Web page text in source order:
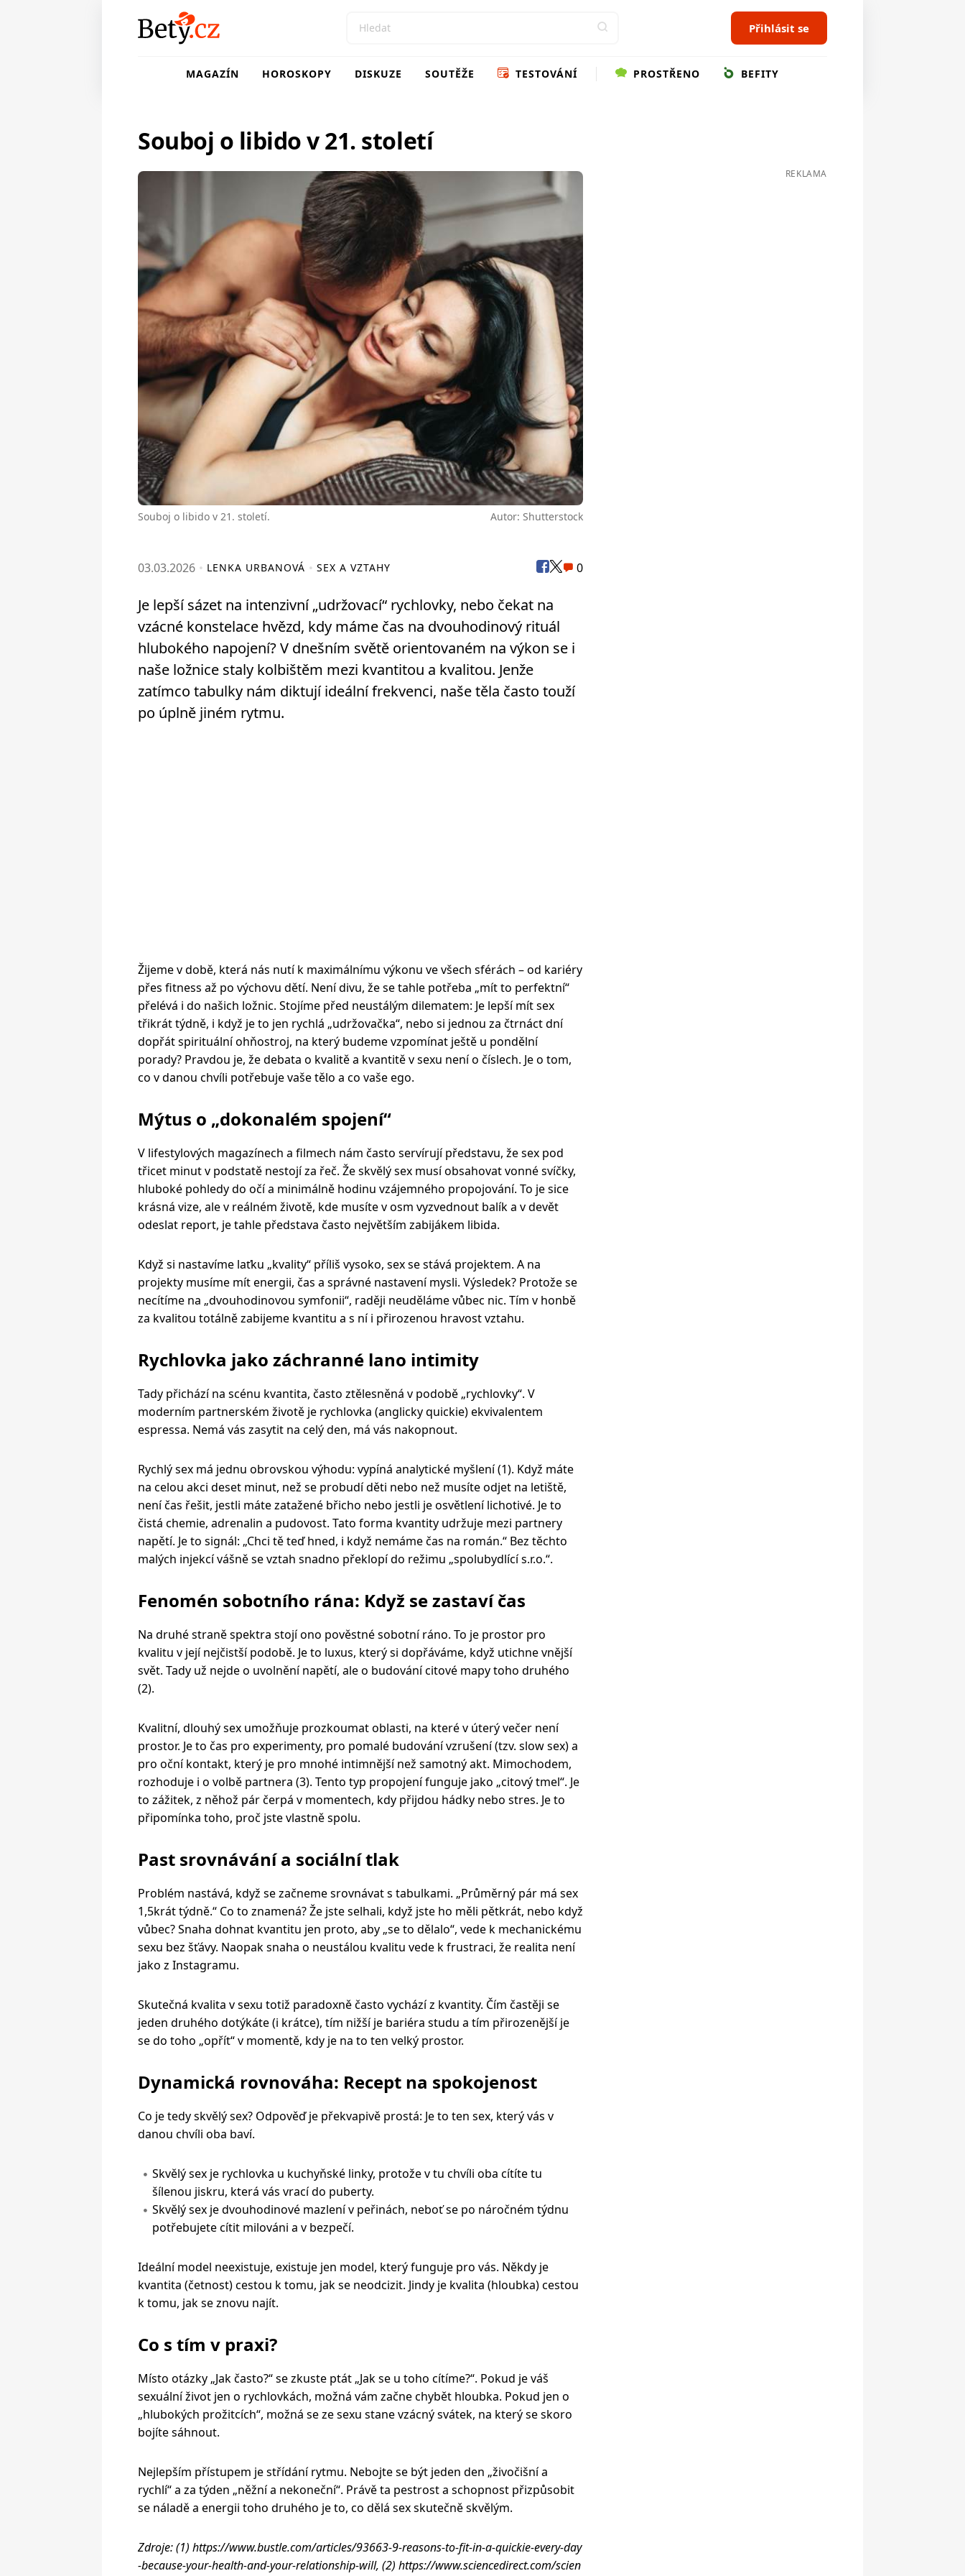
Přihlásit se
MAGAZÍN HOROSKOPY DISKUZE SOUTĚŽE TESTOVÁNÍ PROSTŘENO BEFITY
Souboj o libido v 21. století
Souboj o libido v 21. století. Autor: Shutterstock
03.03.2026 LENKA URBANOVÁ SEX A VZTAHY 0
Je lepší sázet na intenzivní „udržovací“ rychlovky, nebo čekat na
vzácné konstelace hvězd, kdy máme čas na dvouhodinový rituál
hlubokého napojení? V dnešním světě orientovaném na výkon se i
naše ložnice staly kolbištěm mezi kvantitou a kvalitou. Jenže
zatímco tabulky nám diktují ideální frekvenci, naše těla často touží
po úplně jiném rytmu.
Žijeme v době, která nás nutí k maximálnímu výkonu ve všech sférách – od kariéry
přes fitness až po výchovu dětí. Není divu, že se tahle potřeba „mít to perfektní“
přelévá i do našich ložnic. Stojíme před neustálým dilematem: Je lepší mít sex
třikrát týdně, i když je to jen rychlá „udržovačka“, nebo si jednou za čtrnáct dní
dopřát spirituální ohňostroj, na který budeme vzpomínat ještě u pondělní
porady? Pravdou je, že debata o kvalitě a kvantitě v sexu není o číslech. Je o tom,
co v danou chvíli potřebuje vaše tělo a co vaše ego.
Mýtus o „dokonalém spojení“
V lifestylových magazínech a filmech nám často servírují představu, že sex pod
třicet minut v podstatě nestojí za řeč. Že skvělý sex musí obsahovat vonné svíčky,
hluboké pohledy do očí a minimálně hodinu vzájemného propojování. To je sice
krásná vize, ale v reálném životě, kde musíte v osm vyzvednout balík a v devět
odeslat report, je tahle představa často největším zabijákem libida.
Když si nastavíme laťku „kvality“ příliš vysoko, sex se stává projektem. A na
projekty musíme mít energii, čas a správné nastavení mysli. Výsledek? Protože se
necítíme na „dvouhodinovou symfonii“, raději neuděláme vůbec nic. Tím v honbě
za kvalitou totálně zabijeme kvantitu a s ní i přirozenou hravost vztahu.
Rychlovka jako záchranné lano intimity
Tady přichází na scénu kvantita, často ztělesněná v podobě „rychlovky“. V
moderním partnerském životě je rychlovka (anglicky quickie) ekvivalentem
espressa. Nemá vás zasytit na celý den, má vás nakopnout.
Rychlý sex má jednu obrovskou výhodu: vypíná analytické myšlení (1). Když máte
na celou akci deset minut, než se probudí děti nebo než musíte odjet na letiště,
není čas řešit, jestli máte zatažené břicho nebo jestli je osvětlení lichotivé. Je to
čistá chemie, adrenalin a pudovost. Tato forma kvantity udržuje mezi partnery
napětí. Je to signál: „Chci tě teď hned, i když nemáme čas na román.“ Bez těchto
malých injekcí vášně se vztah snadno překlopí do režimu „spolubydlící s.r.o.“.
Fenomén sobotního rána: Když se zastaví čas
Na druhé straně spektra stojí ono pověstné sobotní ráno. To je prostor pro
kvalitu v její nejčistší podobě. Je to luxus, který si dopřáváme, když utichne vnější
svět. Tady už nejde o uvolnění napětí, ale o budování citové mapy toho druhého
(2).
Kvalitní, dlouhý sex umožňuje prozkoumat oblasti, na které v úterý večer není
prostor. Je to čas pro experimenty, pro pomalé budování vzrušení (tzv. slow sex) a
pro oční kontakt, který je pro mnohé intimnější než samotný akt. Mimochodem,
rozhoduje i o volbě partnera (3). Tento typ propojení funguje jako „citový tmel“. Je
to zážitek, z něhož pár čerpá v momentech, kdy přijdou hádky nebo stres. Je to
připomínka toho, proč jste vlastně spolu.
Past srovnávání a sociální tlak
Problém nastává, když se začneme srovnávat s tabulkami. „Průměrný pár má sex
1,5krát týdně.“ Co to znamená? Že jste selhali, když jste ho měli pětkrát, nebo když
vůbec? Snaha dohnat kvantitu jen proto, aby „se to dělalo“, vede k mechanickému
sexu bez šťávy. Naopak snaha o neustálou kvalitu vede k frustraci, že realita není
jako z Instagramu.
Skutečná kvalita v sexu totiž paradoxně často vychází z kvantity. Čím častěji se
jeden druhého dotýkáte (i krátce), tím nižší je bariéra studu a tím přirozenější je
se do toho „opřít“ v momentě, kdy je na to ten velký prostor.
Dynamická rovnováha: Recept na spokojenost
Co je tedy skvělý sex? Odpověď je překvapivě prostá: Je to ten sex, který vás v
danou chvíli oba baví.
Skvělý sex je rychlovka u kuchyňské linky, protože v tu chvíli oba cítíte tu
šílenou jiskru, která vás vrací do puberty.
Skvělý sex je dvouhodinové mazlení v peřinách, neboť se po náročném týdnu
potřebujete cítit milováni a v bezpečí.
Ideální model neexistuje, existuje jen model, který funguje pro vás. Někdy je
kvantita (četnost) cestou k tomu, jak se neodcizit. Jindy je kvalita (hloubka) cestou
k tomu, jak se znovu najít.
Co s tím v praxi?
Místo otázky „Jak často?“ se zkuste ptát „Jak se u toho cítíme?“. Pokud je váš
sexuální život jen o rychlovkách, možná vám začne chybět hloubka. Pokud jen o
„hlubokých prožitcích“, možná se ze sexu stane vzácný svátek, na který se skoro
bojíte sáhnout.
Nejlepším přístupem je střídání rytmu. Nebojte se být jeden den „živočišní a
rychlí“ a za týden „něžní a nekoneční“. Právě ta pestrost a schopnost přizpůsobit
se náladě a energii toho druhého je to, co dělá sex skutečně skvělým.
Zdroje: (1) https://www.bustle.com/articles/93663-9-reasons-to-fit-in-a-quickie-every-day
-because-your-health-and-your-relationship-will, (2) https://www.sciencedirect.com/scien
REKLAMA